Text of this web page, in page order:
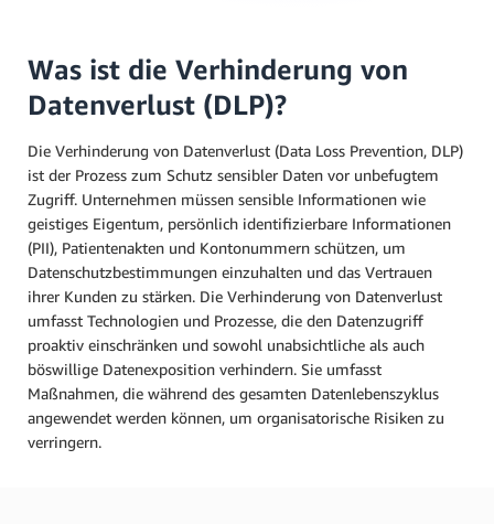
Was ist die Verhinderung von
Datenverlust (DLP)?
Die Verhinderung von Datenverlust (Data Loss Prevention, DLP)
ist der Prozess zum Schutz sensibler Daten vor unbefugtem
Zugriff. Unternehmen müssen sensible Informationen wie
geistiges Eigentum, persönlich identifizierbare Informationen
(PII), Patientenakten und Kontonummern schützen, um
Datenschutzbestimmungen einzuhalten und das Vertrauen
ihrer Kunden zu stärken. Die Verhinderung von Datenverlust
umfasst Technologien und Prozesse, die den Datenzugriff
proaktiv einschränken und sowohl unabsichtliche als auch
böswillige Datenexposition verhindern. Sie umfasst
Maßnahmen, die während des gesamten Datenlebenszyklus
angewendet werden können, um organisatorische Risiken zu
verringern.